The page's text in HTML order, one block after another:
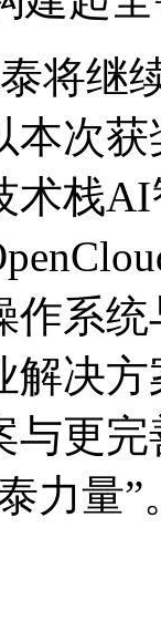
泰将继
本次
栈
系统
决方
更完
力量”